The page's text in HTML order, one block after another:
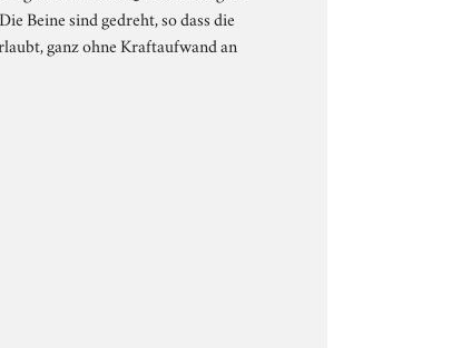
Beine sind gedreht, so dass die
ganz ohne Kraftaufwand an